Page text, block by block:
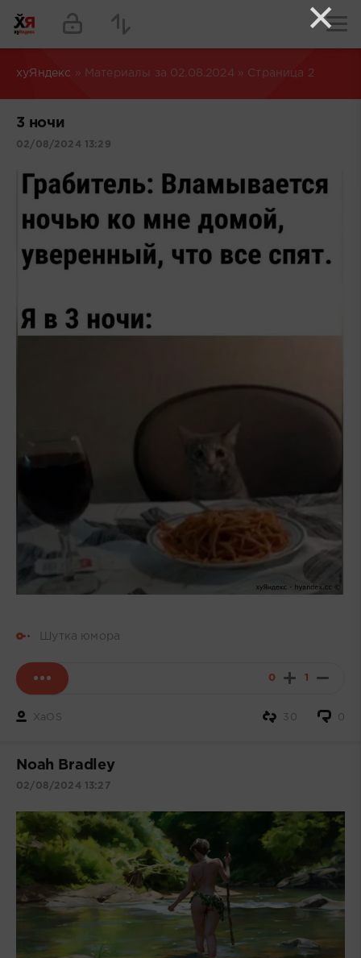
хуЯндекс » Материалы за 02.08.2024 » Страница 2
3 ночи
02/08/2024 13:29
Шутка юмора
0 1
XaOS 0
30
Noah Bradley
02/08/2024 13:27
×